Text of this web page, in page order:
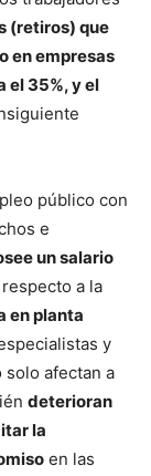
(retiros) que
en empresas
el 35%, y el
público con
e
un salario
a la
en planta
y
solo afectan a
deterioran
la
en las